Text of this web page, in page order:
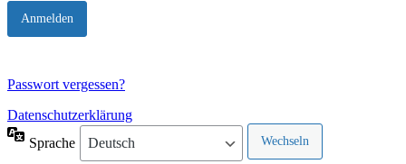
Passwort vergessen?
Datenschutzerklärung
Sprache